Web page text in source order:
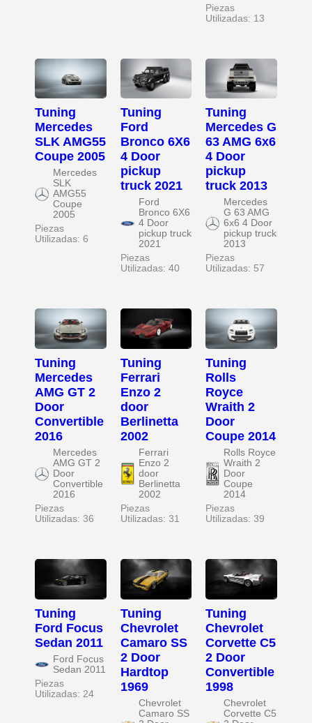
Piezas
Utilizadas: 13
Tuning
Mercedes
SLK AMG55
Coupe 2005
Mercedes
SLK
AMG55
Coupe
2005
Piezas
Utilizadas: 6
Tuning
Ford
Bronco 6X6
4 Door
pickup
truck 2021
Ford
Bronco 6X6
4 Door
pickup truck
2021
Piezas
Utilizadas: 40
Tuning
Mercedes G
63 AMG 6x6
4 Door
pickup
truck 2013
Mercedes
G 63 AMG
6x6 4 Door
pickup truck
2013
Piezas
Utilizadas: 57
Tuning
Mercedes
AMG GT 2
Door
Convertible
2016
Mercedes
AMG GT 2
Door
Convertible
2016
Piezas
Utilizadas: 36
Tuning
Ferrari
Enzo 2
door
Berlinetta
2002
Ferrari
Enzo 2
door
Berlinetta
2002
Piezas
Utilizadas: 31
Tuning
Rolls
Royce
Wraith 2
Door
Coupe 2014
Rolls Royce
Wraith 2
Door
Coupe
2014
Piezas
Utilizadas: 39
Tuning
Ford Focus
Sedan 2011
Ford Focus
Sedan 2011
Piezas
Utilizadas: 24
Tuning
Chevrolet
Camaro SS
2 Door
Hardtop
1969
Chevrolet
Camaro SS
Tuning
Chevrolet
Corvette C5
2 Door
Convertible
1998
Chevrolet
Corvette C5